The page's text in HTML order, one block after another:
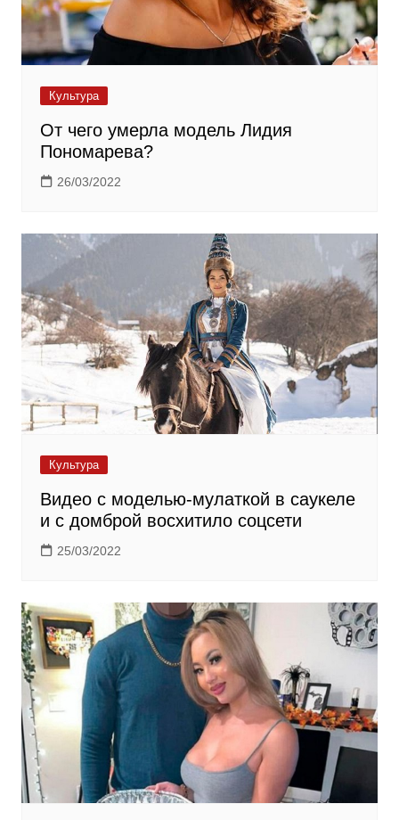
Культура
От чего умерла модель Лидия
Пономарева?
26/03/2022
Культура
Видео с моделью-мулаткой в саукеле
и с домброй восхитило соцсети
25/03/2022